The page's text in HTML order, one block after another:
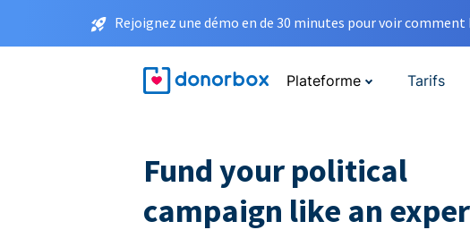
Rejoignez une démo en de 30 minutes pour voir
Plateforme Tarifs
Fund your political
campaign like an